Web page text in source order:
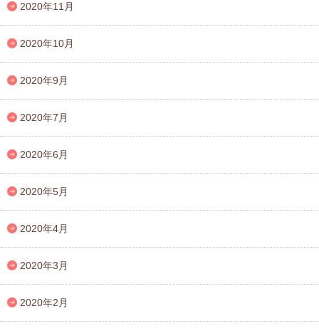
2020年11月
2020年10月
2020年9月
2020年7月
2020年6月
2020年5月
2020年4月
2020年3月
2020年2月